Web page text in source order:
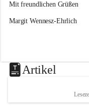
Mit freundlichen Grüßen
Margit Wennesz-Ehrlich
Artikel